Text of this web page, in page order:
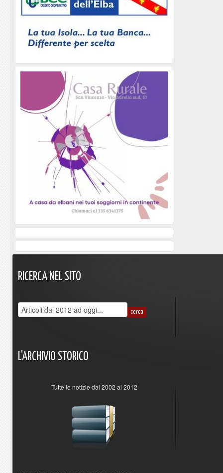
RICERCA NEL SITO
L'ARCHIVIO STORICO
Tutte le notizie dal 2002 al 2012